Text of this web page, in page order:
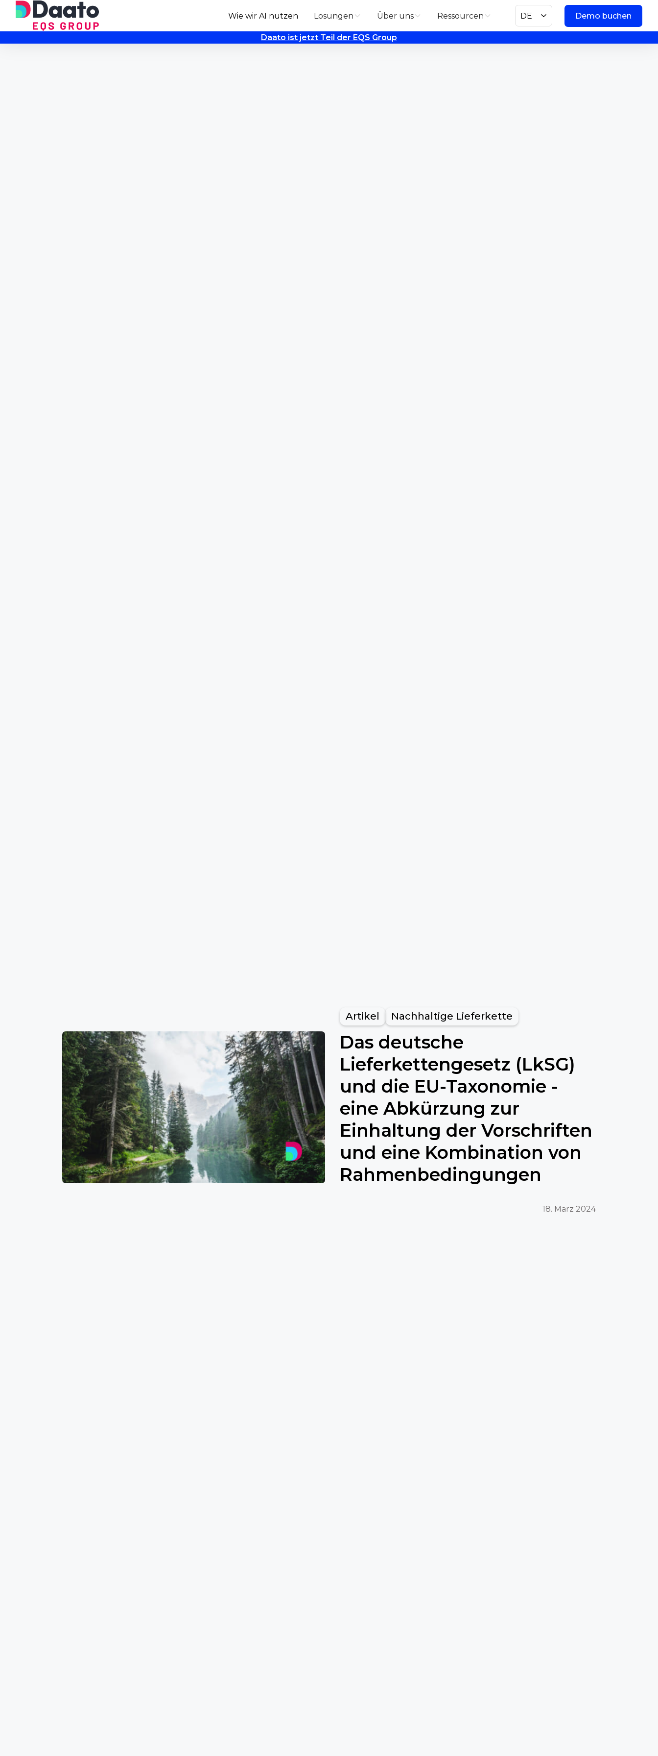
Wie wir AI nutzen Lösungen Über uns Ressourcen DE Demo buchen
Daato ist jetzt Teil der EQS Group
Artikel Nachhaltige Lieferkette
Das deutsche
Lieferkettengesetz (LkSG)
und die EU-Taxonomie -
eine Abkürzung zur
Einhaltung der Vorschriften
und eine Kombination von
Rahmenbedingungen
18. März 2024